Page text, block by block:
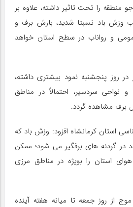
منطقه را تحت تاثیر داشته، علاوه بر
وزش باد نسبتا شدید، بارش برف و
عمومی و رواناب در سطح استان خواهد
در روز پنجشنبه نمود بیشتری داشته،
و نواحی سردسیر، احتمالاً در مناطق
برف مشاهده گردد.
استان کرمانشاه افزود: وزش باد که
در گردنه های برفگیر می شود؛ ممکن
استان را بویژه در مناطق مرزی
از روز جمعه تا میانه هفته آینده